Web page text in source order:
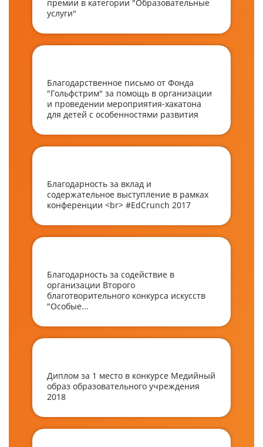
премии в категории "Образовательные
услуги"
Благодарственное письмо от Фонда
"Гольфстрим" за помощь в организации
и проведении мероприятия-хакатона
для детей с особенностями развития
Благодарность за вклад и
содержательное выступление в рамках
конференции <br> #EdCrunch 2017
Благодарность за содействие в
организации Второго
благотворительного конкурса искусств
"Особые...
Диплом за 1 место в конкурсе Медийный
образ образовательного учреждения
2018